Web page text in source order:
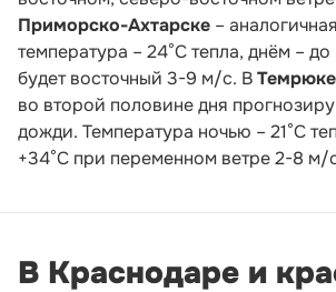
Приморско-Ахтарске –
температура – 24°С тепла, днём –
будет восточный 3-9 м/с. ВТемрюке
во второй половине дня
дожди. Температура ночью – 21°С
+34°С при переменном ветре 2-8 м/
В Краснодаре и